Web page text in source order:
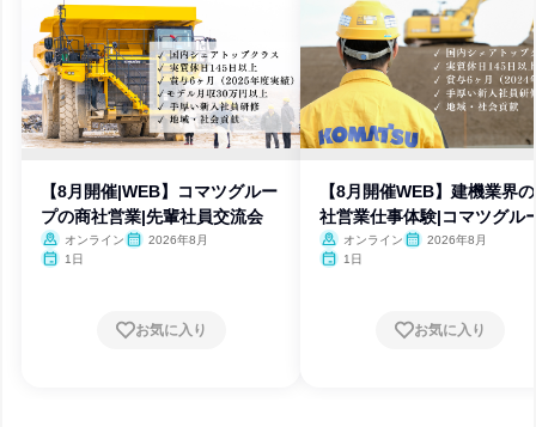
【8月開催|WEB】コマツグルー
プの商社営業|先輩社員交流会
オンライン
2026年8月
1日
お気に入り
【8月開催WEB】建機業界
社営業仕事体験|コマツグル
オンライン
2026年8月
1日
お気に入り